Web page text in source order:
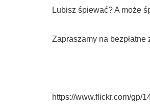
Lubisz śpiewać? A może
Zapraszamy na bezpłatne
https://www.flickr.com/gp/